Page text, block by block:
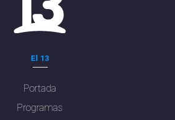
El 13
Portada
Programas